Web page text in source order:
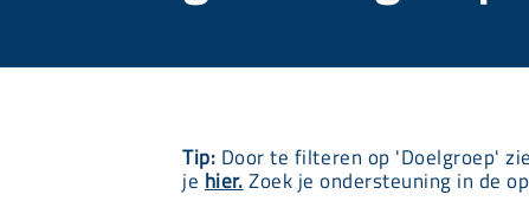
Tip: Door te filteren op 'Doelgroep'
je hier.Zoek je ondersteuning in de